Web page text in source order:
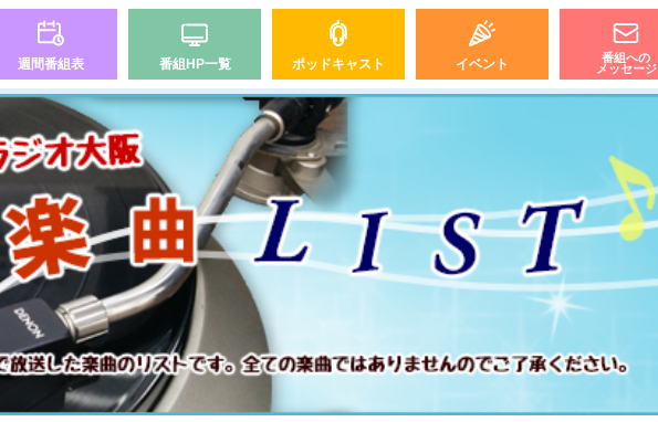
週間番組表 番組HP一覧 ポッドキャスト イベント
番組への
メッセージ